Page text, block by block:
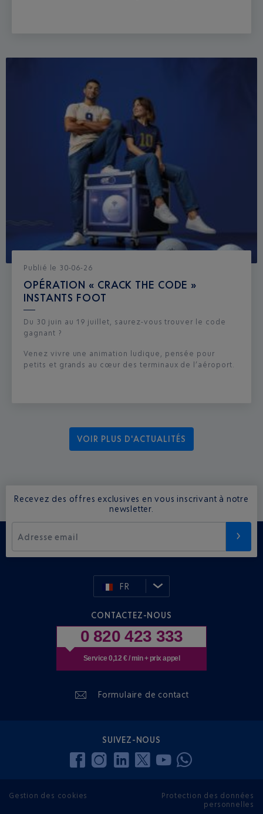
Publié le 30-06-26
OPÉRATION « CRACK THE CODE »
INSTANTS FOOT
Du 30 juin au 19 juillet, saurez-vous trouver le code
gagnant ?
Venez vivre une animation ludique, pensée pour
petits et grands au cœur des terminaux de l’aéroport.
VOIR PLUS D'ACTUALITÉS
Recevez des offres exclusives en vous inscrivant à notre
newsletter.
Adresse email
FR
CONTACTEZ-NOUS
0 820 423 333
Service 0,12 € / min + prix appel
Formulaire de contact
SUIVEZ-NOUS
Gestion des cookies
Protection des données
personnelles